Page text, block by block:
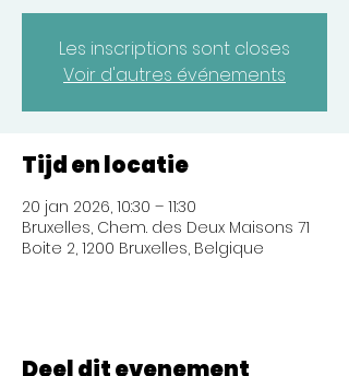
Les inscriptions sont closes
Voir d'autres événements
Tijd en locatie
20 jan 2026, 10:30 – 11:30
Bruxelles, Chem. des Deux Maisons 71
Boite 2, 1200 Bruxelles, Belgique
Deel dit evenement